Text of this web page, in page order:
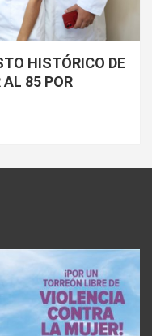
HISTÓRICO DE
85 POR